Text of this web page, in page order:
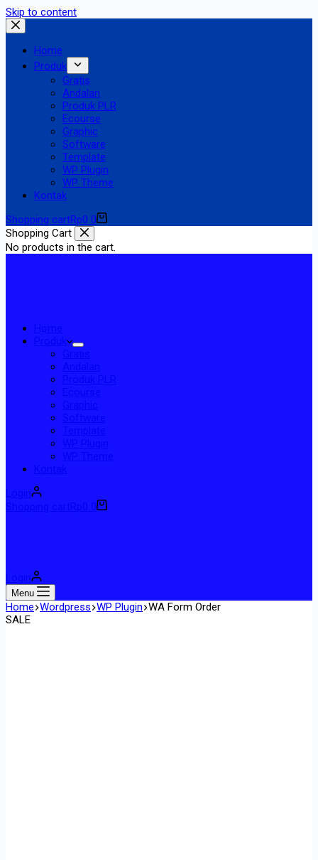
Skip to content
Home
Produk
Gratis
Andalan
Produk PLR
Ecourse
Graphic
Software
Template
WP Plugin
WP Theme
Kontak
Shopping cartRp0 0
Shopping Cart
No products in the cart.
Menu
Home Wordpress WP Plugin WA Form Order
SALE